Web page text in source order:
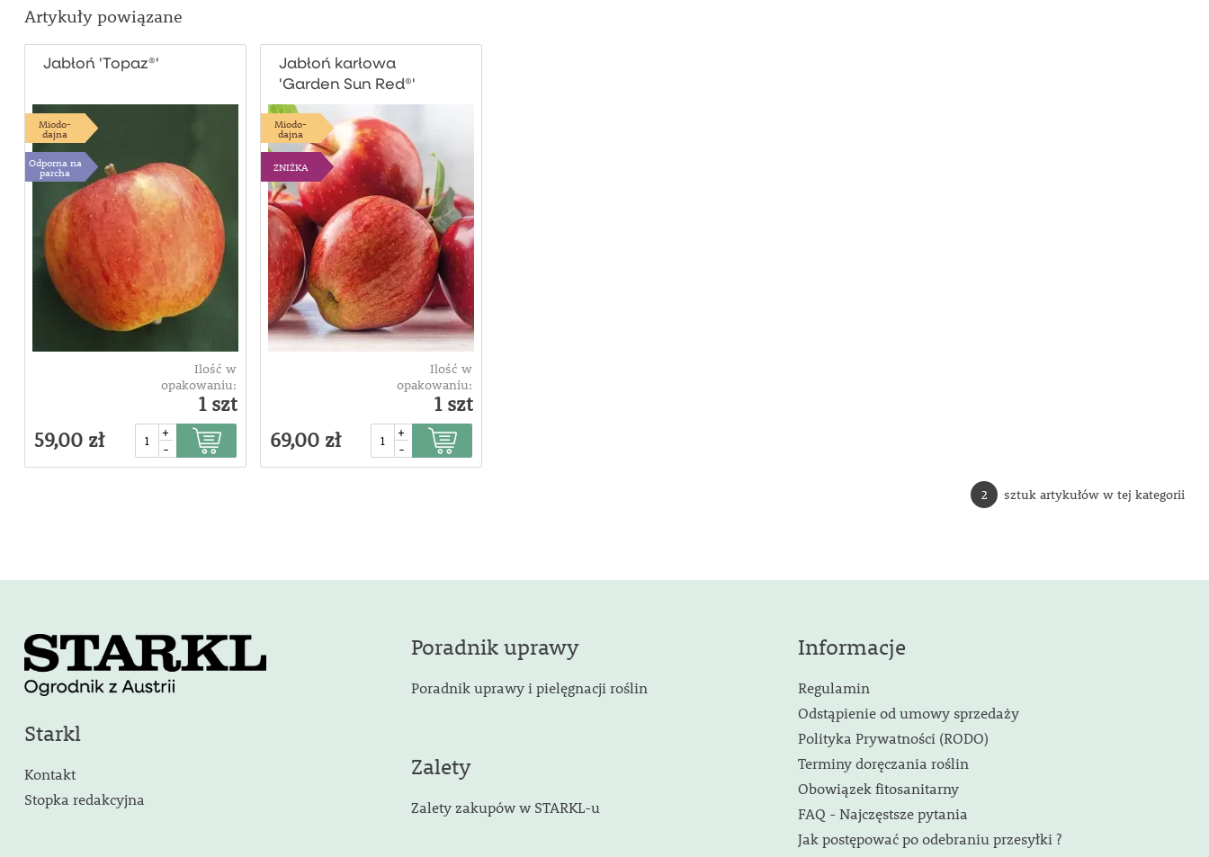
Artykuły powiązane
Jabłoń 'Topaz®'
Miodo-
dajna
Odporna na
parcha
Ilość w
opakowaniu:
1 szt
59,00 zł
+
-
Jabłoń karłowa
'Garden Sun Red®'
Miodo-
dajna
ZNIŻKA
Ilość w
opakowaniu:
1 szt
69,00 zł
+
-
2 sztuk artykułów w tej kategorii
Starkl
Kontakt
Stopka redakcyjna
Poradnik uprawy
Poradnik uprawy i pielęgnacji roślin
Zalety
Zalety zakupów w STARKL-u
Informacje
Regulamin
Odstąpienie od umowy sprzedaży
Polityka Prywatności (RODO)
Terminy doręczania roślin
Obowiązek fitosanitarny
FAQ - Najczęstsze pytania
Jak postępować po odebraniu przesyłki ?